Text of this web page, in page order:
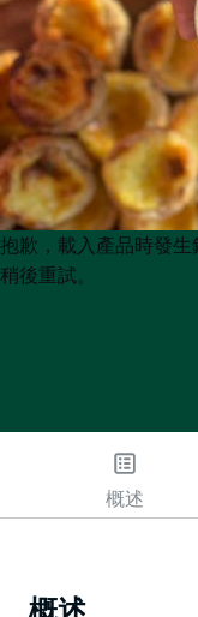
Product
List
Product
List
抱歉，載入產品時發生
稍後重試。
概述